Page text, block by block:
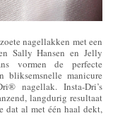
nagellakken met een
Sally Hansen en Jelly
vormen de perfecte
bliksemsnelle manicure
nagellak. Insta-Dri’s
langdurig resultaat
dat al met één haal dekt,